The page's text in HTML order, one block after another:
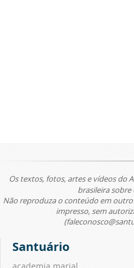
Os textos, fotos, artes e vídeos do
brasileira
Não reproduza o conteúdo em
impresso, sem
Santuário
academia marial